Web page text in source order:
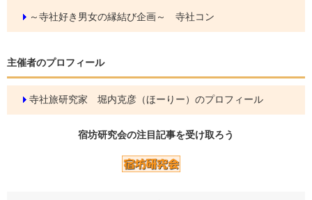
～寺社好き男女の縁結び企画～ 寺社コン
主催者のプロフィール
寺社旅研究家 堀内克彦（ほーりー）のプロフィール
宿坊研究会の注目記事を受け取ろう